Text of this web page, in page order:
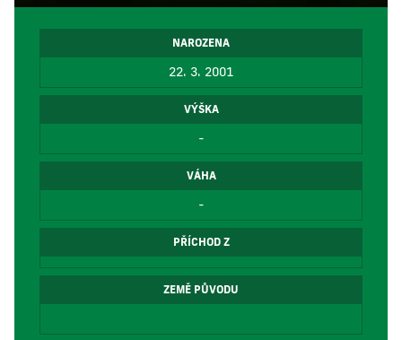
NAROZENA
22. 3. 2001
VÝŠKA
-
VÁHA
-
PŘÍCHOD Z
ZEMĚ PŮVODU